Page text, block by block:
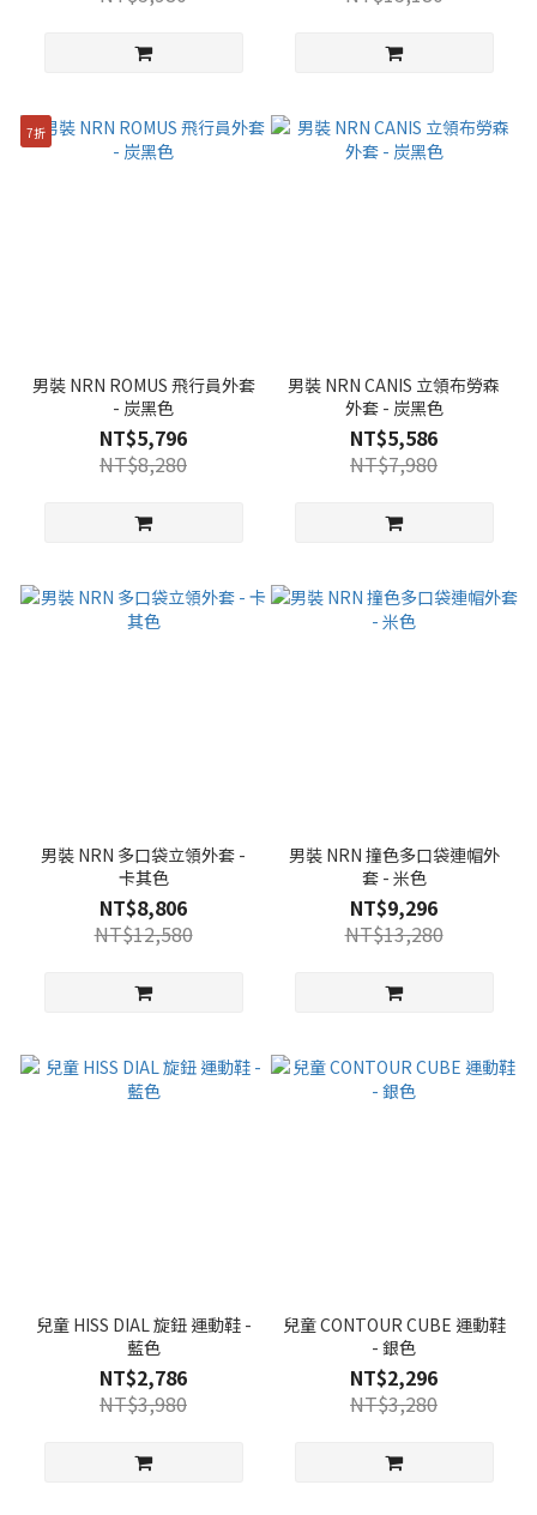
7折
男裝 NRN ROMUS 飛行員外套
- 炭黑色
NT$5,796
NT$8,280
男裝 NRN CANIS 立領布勞森
外套 - 炭黑色
NT$5,586
NT$7,980
男裝 NRN 多口袋立領外套 -
卡其色
NT$8,806
NT$12,580
男裝 NRN 撞色多口袋連帽外
套 - 米色
NT$9,296
NT$13,280
兒童 HISS DIAL 旋鈕 運動鞋 -
藍色
NT$2,786
NT$3,980
兒童 CONTOUR CUBE 運動鞋
- 銀色
NT$2,296
NT$3,280